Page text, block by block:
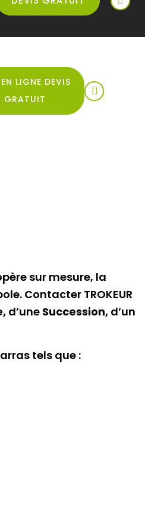
LIGNE DEVIS
GRATUIT
sur mesure, la
Contacter TROKEUR
d’une Succession, d’un
tels que :